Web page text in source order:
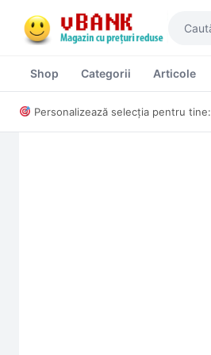
Shop Categorii Articole
Personalizează selecția pentru tine: